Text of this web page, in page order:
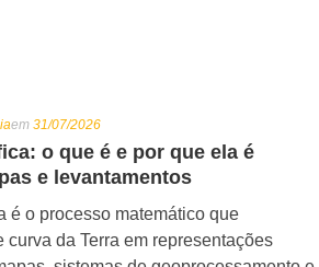
em 31/07/2026
o que é e por que ela é
e levantamentos
é o processo matemático que
curva da Terra em representações